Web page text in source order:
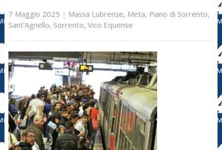
7 Maggio 2025 | Massa Lubrense, Meta, Piano di Sorrento,
Sant'Agnello, Sorrento, Vico Equense